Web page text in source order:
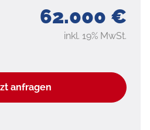
62.000 €
inkl. 19% MwSt.
anfragen